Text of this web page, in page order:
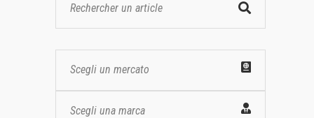
Scegli un mercato
Scegli una marca